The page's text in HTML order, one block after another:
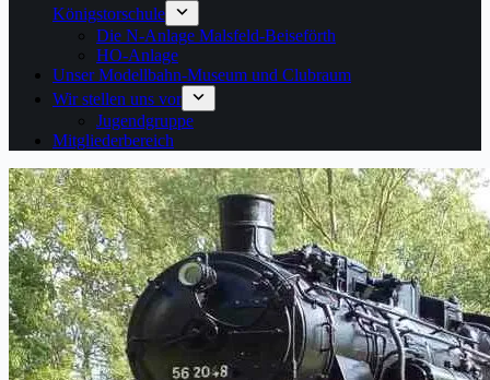
Königstorschule
Die N-Anlage Malsfeld-Beiseförth
HO-Anlage
Unser Modellbahn-Museum und Clubraum
Wir stellen uns vor
Jugendgruppe
Mitgliederbereich